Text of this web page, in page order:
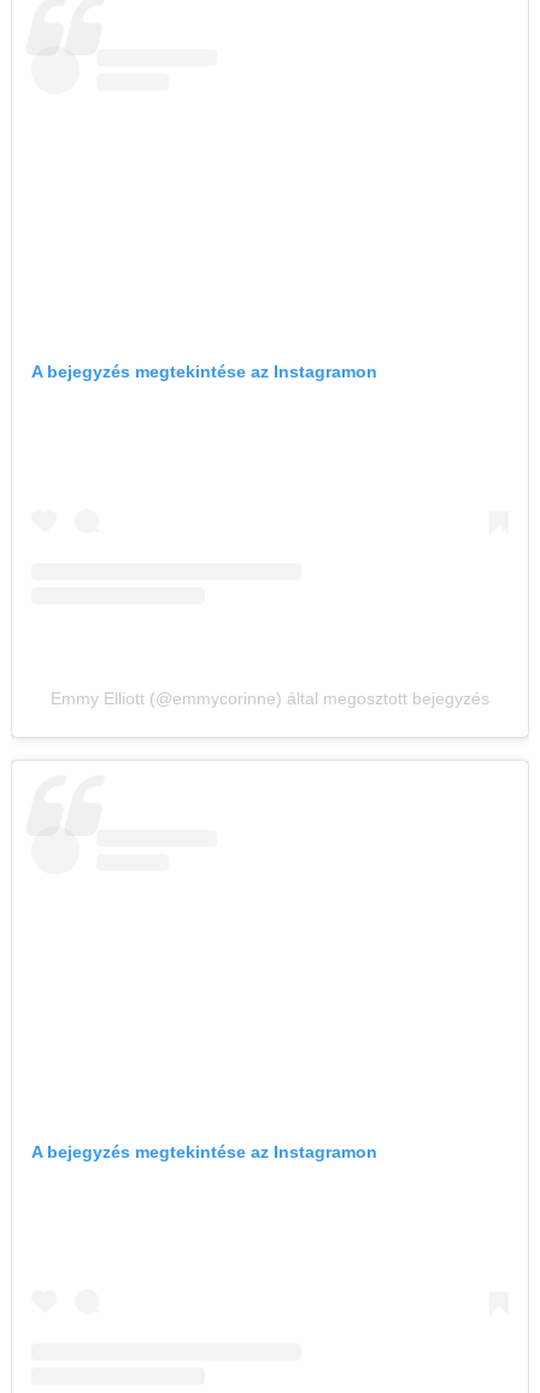
A bejegyzés megtekintése az Instagramon
Emmy Elliott (@emmycorinne) által megosztott bejegyzés
A bejegyzés megtekintése az Instagramon